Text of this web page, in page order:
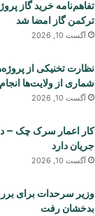
تفاهم‌نامه خرید گاز
ترکمن گاز امضا شد
آگست 10, 2026
نظارت تخنیکی از
شماری از ولایت‌ها
آگست 10, 2026
کار اعمار سرک چک –
جریان دارد
آگست 10, 2026
وزیر سرحدات برای
بدخشان رفت